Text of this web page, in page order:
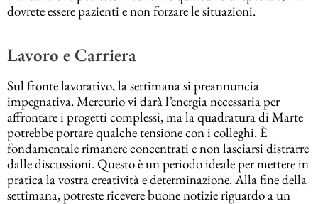
dovrete essere pazienti e non forzare le situazioni​.
Lavoro e Carriera
Sul fronte lavorativo, la settimana si preannuncia
impegnativa. Mercurio vi darà l’energia necessaria per
affrontare i progetti complessi, ma la quadratura di Marte
potrebbe portare qualche tensione con i colleghi. È
fondamentale rimanere concentrati e non lasciarsi distrarre
dalle discussioni. Questo è un periodo ideale per mettere in
pratica la vostra creatività e determinazione. Alla fine della
settimana, potreste ricevere buone notizie riguardo a un